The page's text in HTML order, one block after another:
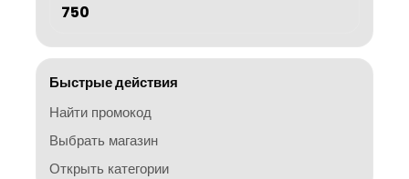
750
Быстрые действия
Найти промокод
Выбрать магазин
Открыть категории